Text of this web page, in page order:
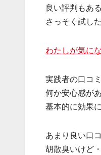
良い評判もあ
さっそく試し
わたしが気に
実践者の口コ
何か安心感があ
基本的に効果
あまり良い口
胡散臭いけど